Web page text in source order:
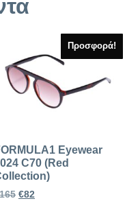
Προσφορά!
Eyewear
C70 (Red
165 €82